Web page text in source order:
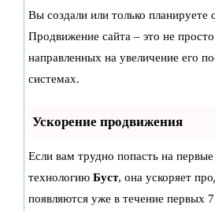
Вы создали или только планируете
Продвижение сайта – это не
направленных на увеличение его
системах.
Ускорение продвижения
Если вам трудно попасть на
технологию Буст, она ускоряет
появляются уже в течение первых